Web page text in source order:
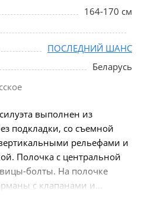
164-170 см
ПОСЛЕДНИЙ ШАНС
Беларусь
выполнен из
подкладки, со съемной
рельефами и
Полочка с центральной
болты. На полочке
с клапанами и...